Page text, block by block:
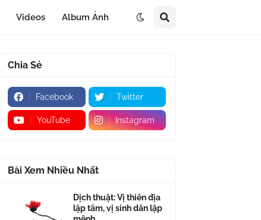
Videos Album Ảnh
Chia Sẻ
Facebook Twitter
YouTube Instagram
Bài Xem Nhiều Nhất
Dịch thuật: Vị thiên địa
lập tâm, vị sinh dân lập